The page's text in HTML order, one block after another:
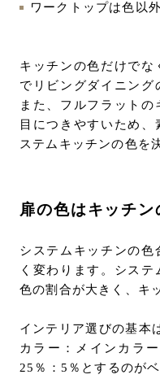
ワークトップは色以
キッチンの色だけでな
でリビングダイニング
また、フルフラット
目につきやすいため
ステムキッチンの色を
扉の色はキッチ
システムキッチンの色
く変わります。シス
色の割合が大きく、キ
インテリア選びの基本
カラー：メインカラ
25％：5％とするのが